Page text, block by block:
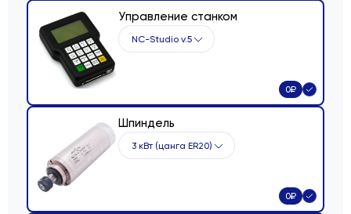
Управление станком
NC-Studio v.5
0₽
Шпиндель
3 кВт (цанга ER20)
0₽